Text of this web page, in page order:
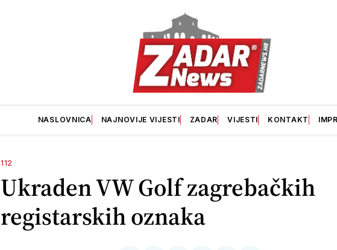
NASLOVNICA NAJNOVIJE VIJESTI ZADAR VIJESTI KONTAKT
112
Ukraden VW Golf zagrebačkih
registarskih oznaka